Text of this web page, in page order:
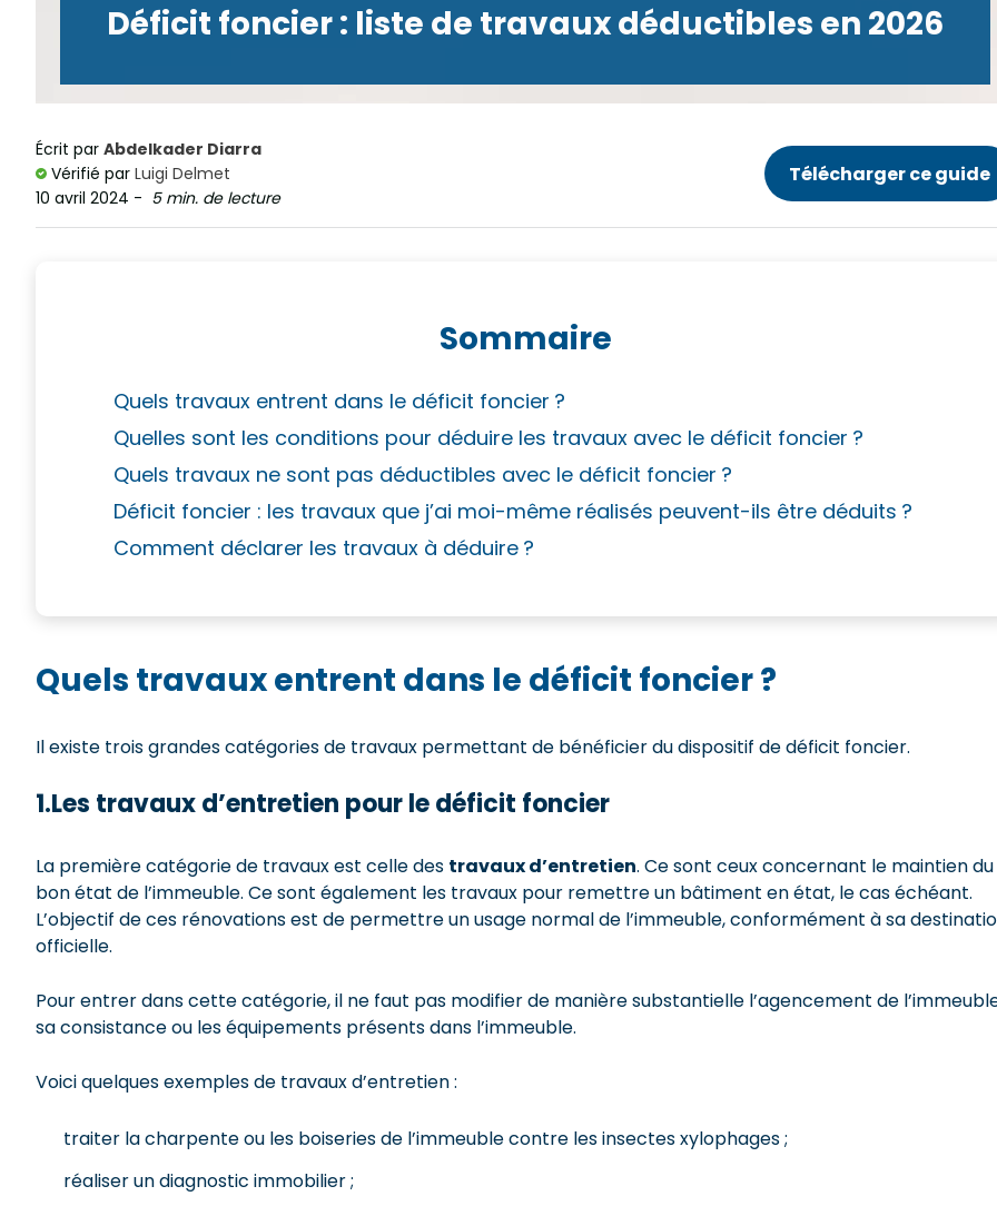
Déficit foncier : liste de travaux déductibles en 2026
Écrit par Abdelkader Diarra
Vérifié par Luigi Delmet
10 avril 2024 - 5 min. de lecture
Télécharger ce guide
Sommaire
Quels travaux entrent dans le déficit foncier ?
Quelles sont les conditions pour déduire les travaux avec le déficit foncier ?
Quels travaux ne sont pas déductibles avec le déficit foncier ?
Déficit foncier : les travaux que j’ai moi-même réalisés peuvent-ils être déduits ?
Comment déclarer les travaux à déduire ?
Quels travaux entrent dans le déficit foncier ?
Il existe trois grandes catégories de travaux permettant de bénéficier du dispositif de déficit foncier.
1.Les travaux d’entretien pour le déficit foncier
La première catégorie de travaux est celle des travaux d’entretien. Ce sont ceux concernant le maintien du
bon état de l’immeuble. Ce sont également les travaux pour remettre un bâtiment en état, le cas échéant.
L’objectif de ces rénovations est de permettre un usage normal de l’immeuble, conformément à sa
officielle.
Pour entrer dans cette catégorie, il ne faut pas modifier de manière substantielle l’agencement de
sa consistance ou les équipements présents dans l’immeuble.
Voici quelques exemples de travaux d’entretien :
traiter la charpente ou les boiseries de l’immeuble contre les insectes xylophages ;
réaliser un diagnostic immobilier ;